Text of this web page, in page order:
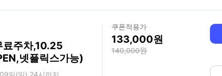
주차,10.25
넷플릭스가능)
쿠폰적용가
133,000
140,000